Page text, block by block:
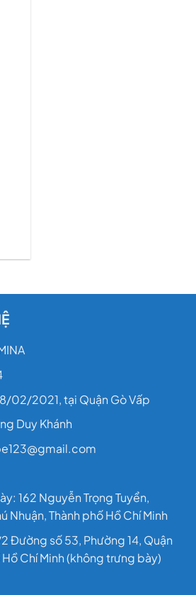
02/2021, tại Quận Gò Vấp
Duy Khánh
162 Nguyễn Trọng Tuyển,
Nhuận, Thành phố Hồ Chí Minh
Đường số 53, Phường 14, Quận
Chí Minh (không trưng bày)